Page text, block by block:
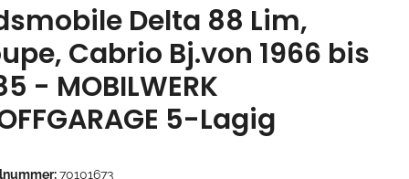
Delta 88 Lim,
Cabrio Bj.von 1966 bis
- MOBILWERK
5-Lagig
70101673